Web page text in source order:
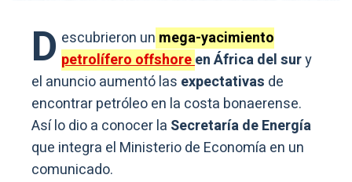
D escubrieron un mega-yacimiento
petrolífero offshoreen África del sury
el anuncio aumentó las expectativas de
encontrar petróleo en la costa bonaerense.
Así lo dio a conocer la Secretaría de Energía
que integra el Ministerio de Economía en un
comunicado.